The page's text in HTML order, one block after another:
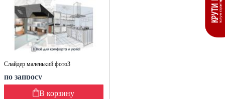
Слайдер маленький фото3
по запросу
В корзину